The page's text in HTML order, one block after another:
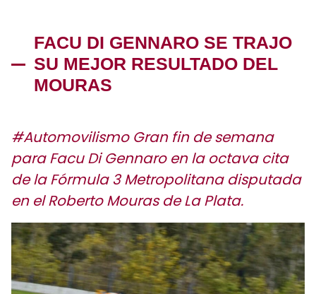
FACU DI GENNARO SE TRAJO
SU MEJOR RESULTADO DEL
MOURAS
#Automovilismo Gran fin de semana
para Facu Di Gennaro en la octava cita
de la Fórmula 3 Metropolitana disputada
en el Roberto Mouras de La Plata.